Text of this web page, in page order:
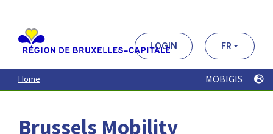
contenu
principal
LOGIN FR
Home MOBIGIS
Brussels Mobility